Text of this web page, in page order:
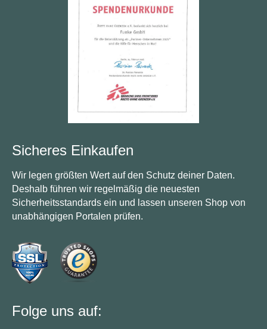
Sicheres Einkaufen
Wir legen größten Wert auf den Schutz deiner Daten.
Deshalb führen wir regelmäßig die neuesten
Sicherheitsstandards ein und lassen unseren Shop von
unabhängigen Portalen prüfen.
Folge uns auf: